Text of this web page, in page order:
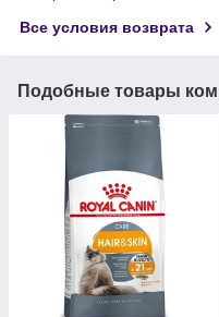
Все условия возврата
Подобные товары